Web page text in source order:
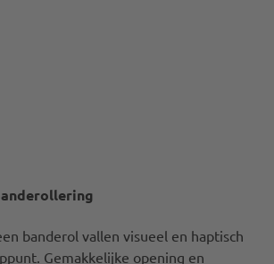
banderol vallen visueel en haptisch
Gemakkelijke opening en